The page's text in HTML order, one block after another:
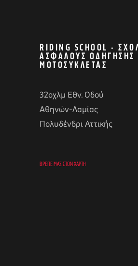
RIDING SCHOOL -
ΑΣΦΑΛΟΎΣ ΟΔΉΓΗΣΗΣ
ΜΟΤΟΣΥΚΛΈΤΑΣ
32οχλμ Εθν. Οδού
Αθηνών-Λαμίας
Πολυδένδρι Αττικής
ΒΡΕΊΤΕ ΜΑΣ ΣΤΟΝ ΧΆΡΤΗ